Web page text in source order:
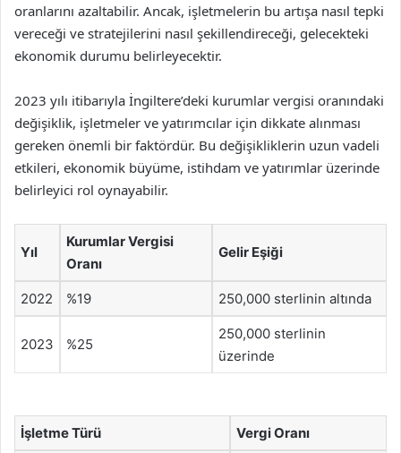
oranlarını azaltabilir. Ancak, işletmelerin bu artışa nasıl tepki
vereceği ve stratejilerini nasıl şekillendireceği, gelecekteki
ekonomik durumu belirleyecektir.
2023 yılı itibarıyla İngiltere’deki kurumlar vergisi oranındaki
değişiklik, işletmeler ve yatırımcılar için dikkate alınması
gereken önemli bir faktördür. Bu değişikliklerin uzun vadeli
etkileri, ekonomik büyüme, istihdam ve yatırımlar üzerinde
belirleyici rol oynayabilir.
Yıl
Kurumlar Vergisi
Oranı
Gelir Eşiği
2022 %19 250,000 sterlinin altında
2023 %25
250,000 sterlinin
üzerinde
İşletme Türü Vergi Oranı